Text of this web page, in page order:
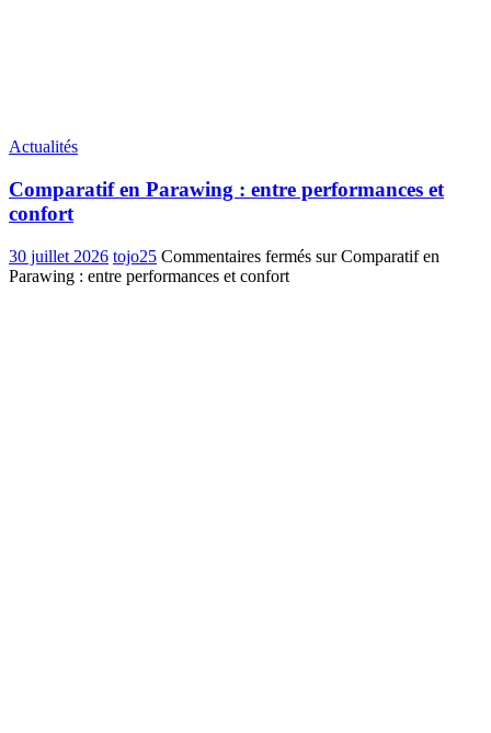
Actualités
Comparatif en Parawing : entre performances et
confort
30 juillet 2026 tojo25 Commentaires fermés sur Comparatif en
Parawing : entre performances et confort